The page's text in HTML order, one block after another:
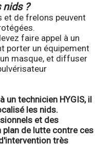
?
et de frelons peuvent
faire appel à un
porter un équipement
masque, et diffuser
un technicien HYGIS, il
les nids.
et des
plan de lutte contre ces
très